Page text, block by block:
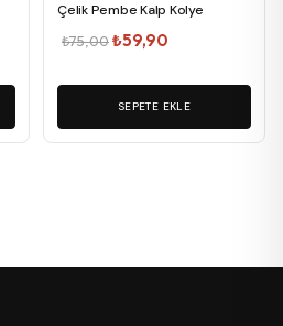
Çelik Pembe Kalp Kolye
₺75,00Orijinal
₺59,90
SEPETE EKLE